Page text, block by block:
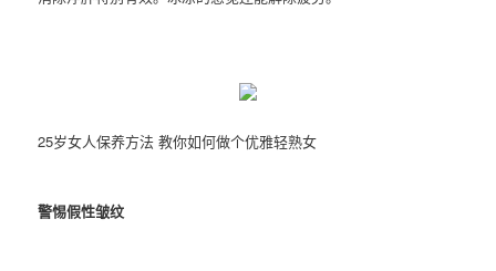
25岁女人保养方法 教你如何做个优雅轻熟女
警惕假性皱纹